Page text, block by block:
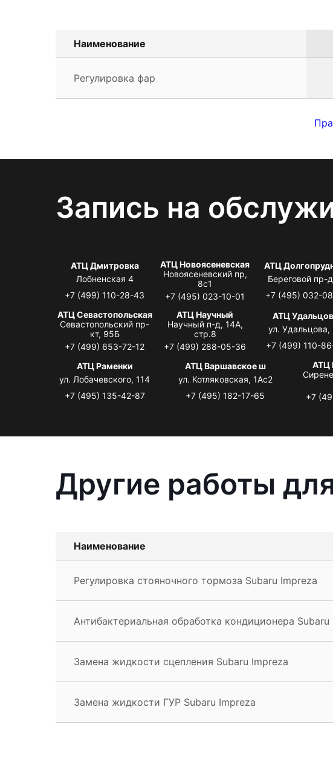
Наименование
Регулировка фар
Запись на
АТЦ Дмитровка
Лобненская 4
+7 (499) 110-28-43
АТЦ Новоясеневская
Новоясеневский пр,
8с1
+7 (495) 023-10-01
АТЦ
Береговой пр-
+7 (495) 032-
АТЦ Севастопольская
Севастопольский пр-
кт, 95Б
+7 (499) 653-72-12
АТЦ Научный
Научный п-д, 14А,
стр.8
+7 (499) 288-05-36
АТЦ
ул. Удальцова,
+7 (499) 110-
АТЦ Раменки
ул. Лобачевского, 114
+7 (495) 135-42-87
АТЦ Варшавское ш
ул. Котляковская, 1Ас2
+7 (495) 182-17-65
АТЦ
+7
Другие работы
Наименование
Регулировка стояночного тормоза Subaru Impreza
Антибактериальная обработка кондиционера Subaru
Замена жидкости сцепления Subaru Impreza
Замена жидкости ГУР Subaru Impreza